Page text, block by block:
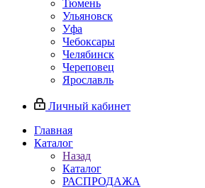
Тюмень
Ульяновск
Уфа
Чебоксары
Челябинск
Череповец
Ярославль
Личный кабинет
Главная
Каталог
Назад
Каталог
РАСПРОДАЖА